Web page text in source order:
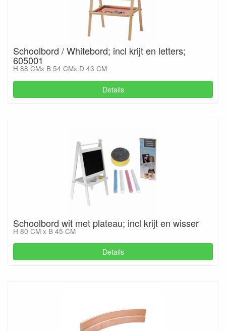
Schoolbord / Whitebord; incl krijt en letters;
605001
H 88 CMx B 54 CMx D 43 CM
Details
Schoolbord wit met plateau; incl krijt en wisser
H 80 CM x B 45 CM
Details